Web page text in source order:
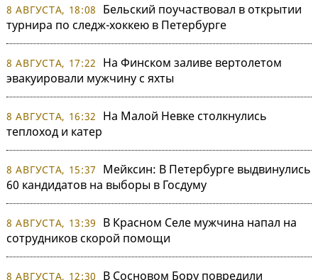
8 АВГУСТА, 18:08
Бельский поучаствовал в открытии
турнира по следж-хоккею в Петербурге
8 АВГУСТА, 17:22
На Финском заливе вертолетом
эвакуировали мужчину с яхты
8 АВГУСТА, 16:32
На Малой Невке столкнулись
теплоход и катер
8 АВГУСТА, 15:37
Мейксин: В Петербурге выдвинулись
60 кандидатов на выборы в Госдуму
8 АВГУСТА, 13:39
В Красном Селе мужчина напал на
сотрудников скорой помощи
8 АВГУСТА, 12:30
В Сосновом Бору повредили